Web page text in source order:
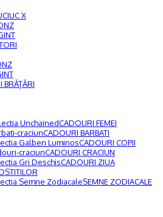
X
BRĂȚĂRI
CADOURI FEMEI
CADOURI BARBATI
CADOURI COPII
CADOURI CRACIUN
CADOURI ZIUA
SEMNE ZODIACALE